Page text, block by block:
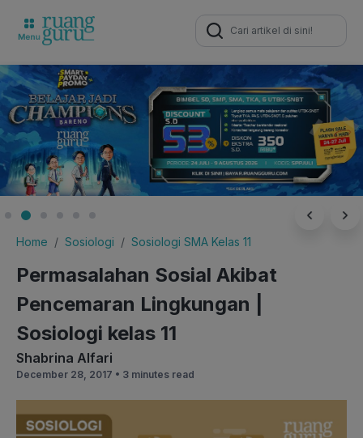
Search
for:
Home Sosiologi Sosiologi SMA Kelas 11
Permasalahan Sosial Akibat
Pencemaran Lingkungan |
Sosiologi kelas 11
Shabrina Alfari
December 28, 2017 • 3 minutes read